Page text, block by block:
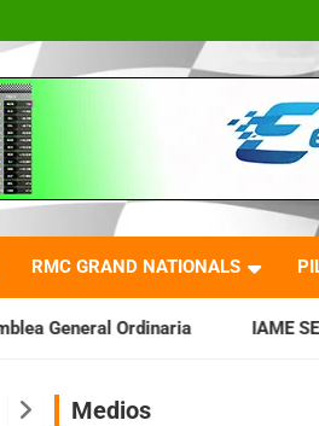
RMC GRAND NATIONALS
IAME SERIES ARGENTINA:
Medios